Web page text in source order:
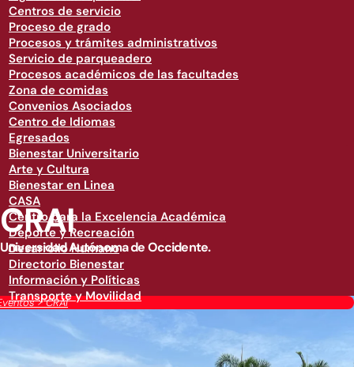
Centros de servicio
Proceso de grado
Procesos y trámites administrativos
Servicio de parqueadero
Procesos académicos de las facultades
Zona de comidas
Convenios Asociados
Centro de Idiomas
Egresados
Bienestar Universitario
Arte y Cultura
Bienestar en Linea
CASA
Centro para la Excelencia Académica
Deporte y Recreación
Desarrollo Humano
Directorio Bienestar
Información y Políticas
Transporte y Movilidad
>CRAI
CRAI
Universidad Autónoma de Occidente.